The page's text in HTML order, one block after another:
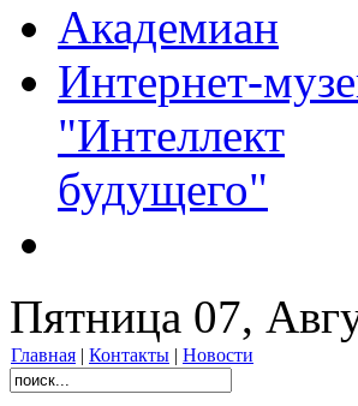
Академиан
Интернет-
"Интеллект
будущего"
Пятница 07,
Главная | Контакты | Новости